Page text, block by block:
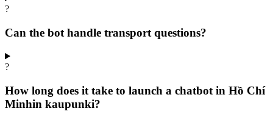
?
Can the bot handle transport questions?
?
How long does it take to launch a chatbot in Hồ Chí
Minhin kaupunki?